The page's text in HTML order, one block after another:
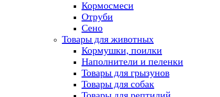
Кормосмеси
Отруби
Сено
Товары для животных
Кормушки, поилки
Наполнители и пеленки
Товары для грызунов
Товары для собак